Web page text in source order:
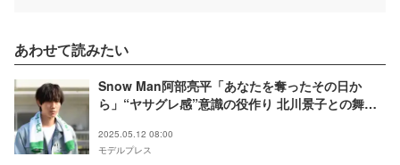
あわせて読みたい
Snow Man阿部亮平「あなたを奪ったその日か
ら」“ヤサグレ感”意識の役作り 北川景子との舞台
2025.05.12 08:00
モデルプレス